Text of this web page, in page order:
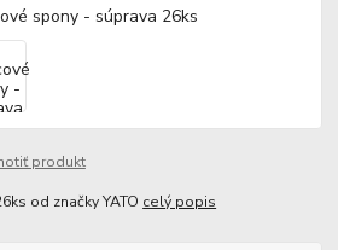
produkt
od značky YATO celý popis